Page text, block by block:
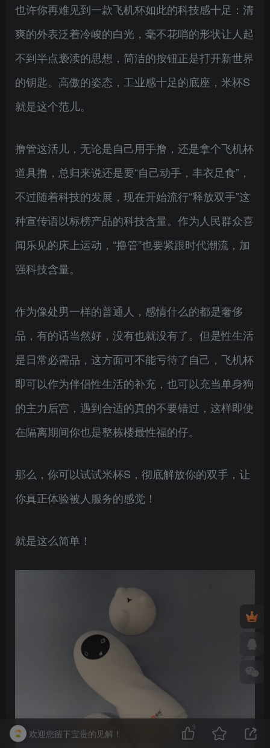
也许你再难见到一款飞机杯如此的科技感十足：清
爽的外表泛着冷峻的白光，毫不花哨的形状让人起
不到半点亵渎的思想，简洁的按钮正是打开新世界
的钥匙。高傲的姿态，工业感十足的底座，米杯S
就是这个范儿。
撸管这活儿，无论是自己用手撸，还是拿个飞机杯
道具撸，总归来说还是要“自己动手，丰衣足食”，
不过随着科技的发展，现在开始流行“释放双手”这
种宣传语以标榜产品的科技含量。作为人民群众喜
闻乐见的床上运动，“撸管”也要紧跟时代潮流，加
强科技含量。
作为像处男一样的普通人，感情什么的都是奢侈
品，有的话当然好，没有也就没有了。但是性生活
是日常必需品，这方面可不能亏待了自己，飞机杯
即可以作为伴侣性生活的补充，也可以充当单身狗
的主力后宫，遇到合适的真的不要错过，这样即使
在隔离期间你也是整栋楼最性福的仔。
那么，你可以试试米杯S，彻底解放你的双手，让
你真正体验被人服务的感觉！
就是这么简单！
欢迎您留下宝贵的见解！
9